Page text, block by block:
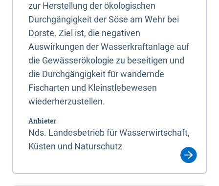
zur Herstellung der ökologischen
Durchgängigkeit der Söse am Wehr bei
Dorste. Ziel ist, die negativen
Auswirkungen der Wasserkraftanlage auf
die Gewässerökologie zu beseitigen und
die Durchgängigkeit für wandernde
Fischarten und Kleinstlebewesen
wiederherzustellen.
Anbieter
Nds. Landesbetrieb für Wasserwirtschaft,
Küsten und Naturschutz